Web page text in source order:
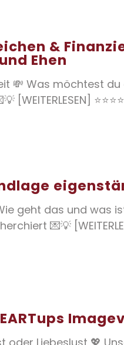
&
Ehen
💸 Was möchtest du
geht das und was
💌💡